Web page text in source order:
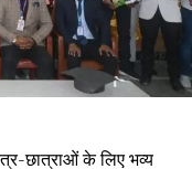
छात्राओं के लिए भव्य